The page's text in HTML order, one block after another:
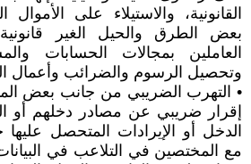
القانونية، والاستيلاء على الأموال
بعض الطرق والحيل الغير
العاملين بمجالات الحسابات
وتحصيل الرسوم والضرائب وأعمال
• التهرب الضريبي من جانب بعض
إقرار ضريبي عن مصادر دخلهم أو
الدخل أو الإيرادات المتحصل عليها
مع المختصين في التلاعب في